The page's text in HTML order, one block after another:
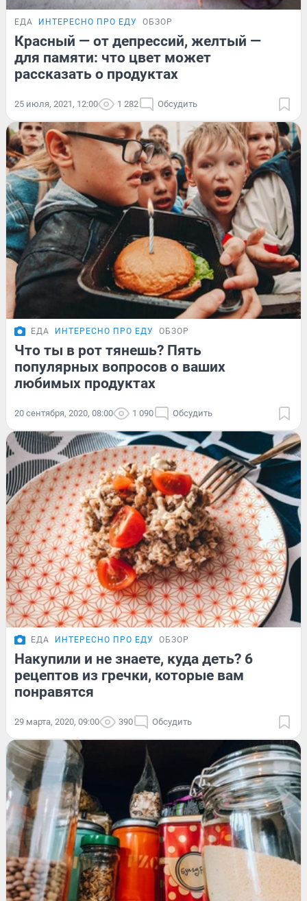
ЕДА ИНТЕРЕСНО ПРО ЕДУ ОБЗОР
Красный — от депрессий, желтый —
для памяти: что цвет может
рассказать о продуктах
25 июля, 2021, 12:00 1 282 Обсудить
ЕДА ИНТЕРЕСНО ПРО ЕДУ ОБЗОР
Что ты в рот тянешь? Пять
популярных вопросов о ваших
любимых продуктах
20 сентября, 2020, 08:00 1 090 Обсудить
ЕДА ИНТЕРЕСНО ПРО ЕДУ ОБЗОР
Накупили и не знаете, куда деть? 6
рецептов из гречки, которые вам
понравятся
29 марта, 2020, 09:00 390 Обсудить